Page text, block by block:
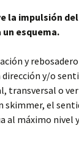
la impulsión
un esquema.
y
y/o
transversal o
skimmer, el
al máximo nivel